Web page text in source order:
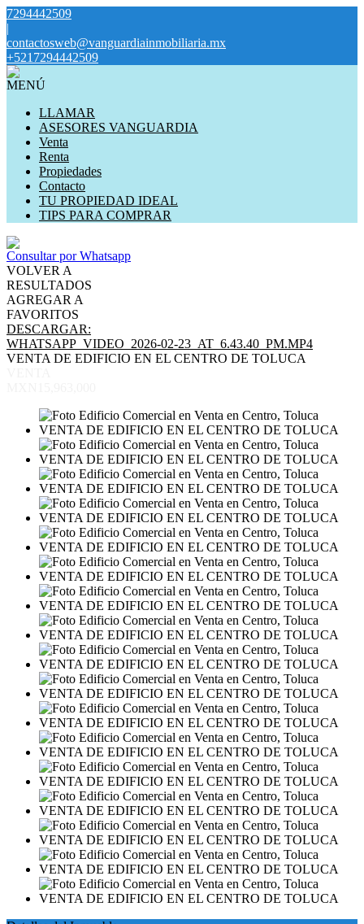
7294442509
|
contactosweb@vanguardiainmobiliaria.mx
+5217294442509
MENÚ
LLAMAR
ASESORES VANGUARDIA
Venta
Renta
Propiedades
Contacto
TU PROPIEDAD IDEAL
TIPS PARA COMPRAR
Consultar por Whatsapp
VOLVER A
RESULTADOS
AGREGAR A
FAVORITOS
DESCARGAR:
WHATSAPP_VIDEO_2026-02-23_AT_6.43.40_PM.MP4
VENTA DE EDIFICIO EN EL CENTRO DE TOLUCA